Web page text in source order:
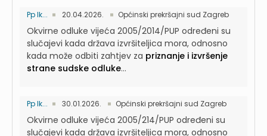
Pp Ik... 20.04.2026. Općinski prekršajni sud Zagreb
Okvirne odluke vijeća 2005/2014/PUP određeni su
slučajevi kada država izvršiteljica mora, odnosno
kada može odbiti zahtjev za priznanje i izvršenje
strane sudske odluke...
Pp Ik... 30.01.2026. Općinski prekršajni sud Zagreb
Okvirne odluke vijeća 2005/214/PUP određeni su
slučajevi kada država izvršiteljica mora, odnosno